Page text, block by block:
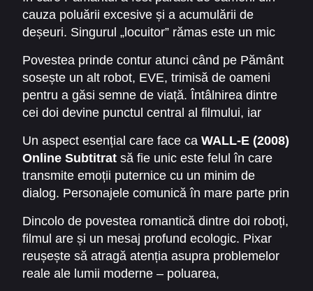
curaj și responsabilitatea oamenilor față de
planeta lor.
cauza poluării excesive și a acumulării de
deșeuri. Singurul „locuitor” rămas este un mic
misiune este să strângă și să compacteze
gunoaiele. Cu toate acestea, în ciuda
singurătății, WALL-E dezvoltă o personalitate
unică, fiind curios, afectuos și capabil să simtă
emoții profunde.
Povestea prinde contur atunci când pe Pământ
sosește un alt robot, EVE, trimisă de oameni
pentru a găsi semne de viață. Întâlnirea dintre
cei doi devine punctul central al filmului, iar
nava spațială Axiom, unde omenirea trăiește o
existență leneșă și dependentă de tehnologie.
Prin iubirea și curajul lor, WALL-E și EVE
reușesc să readucă speranța pe Pământ și să
arate că viitorul poate fi schimbat prin alegeri
responsabile.
Un aspect esențial care face ca WALL-E (2008)
Online Subtitrat să fie unic este felul în care
transmite emoții puternice cu un minim de
dialog. Personajele comunică în mare parte prin
muzical este suficient pentru a atinge inimile
spectatorilor de toate vârstele. Coloana sonoră,
semnată de Thomas Newman, completează
perfect atmosfera filmului.
Dincolo de povestea romantică dintre doi roboți,
filmul are și un mesaj profund ecologic. Pixar
reușește să atragă atenția asupra problemelor
reale ale lumii moderne – poluarea,